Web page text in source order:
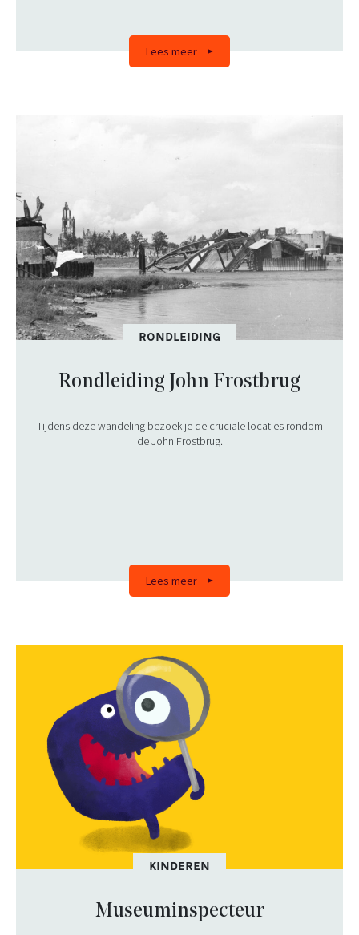
Lees meer
RONDLEIDING
Rondleiding John Frostbrug
Tijdens deze wandeling bezoek je de cruciale locaties rondom
de John Frostbrug.
Lees meer
KINDEREN
Museuminspecteur